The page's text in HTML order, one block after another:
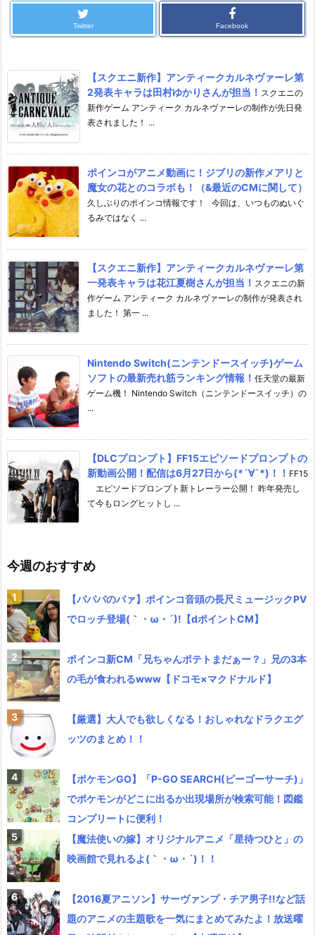
Twitter Facebook
【スクエニ新作】アンティークカルネヴァーレ第
2発表キャラは田村ゆかりさんが担当！ スクエニの
新作ゲーム アンティーク カルネヴァーレの制作が先日発
表されました！ ...
ポインコがアニメ動画に！ジブリの新作メアリと
魔女の花とのコラボも！（&最近のCMに関して）
久しぶりのポインコ情報です！ 今回は、いつものぬいぐ
るみではなく ...
【スクエニ新作】アンティークカルネヴァーレ第
一発表キャラは花江夏樹さんが担当！ スクエニの新
作ゲーム アンティーク カルネヴァーレの制作が発表され
ました！ 第一 ...
Nintendo Switch(ニンテンドースイッチ)ゲーム
ソフトの最新売れ筋ランキング情報！ 任天堂の最新
ゲーム機！ Nintendo Switch（ニンテンドースイッチ）の
...
【DLCプロンプト】FF15エピソードプロンプトの
新動画公開！配信は6月27日から(*´∀`*)！！ FF15
エピソードプロンプト新トレーラー公開！ 昨年発売し
て今もロングヒットし ...
今週のおすすめ
【パパパのパァ】ポインコ音頭の長尺ミュージックPV
でロッチ登場(｀・ω・´)!【dポイントCM】
ポインコ新CM「兄ちゃんポテトまだぁー？」兄の3本
の毛が食われるwww【ドコモ×マクドナルド】
【厳選】大人でも欲しくなる！おしゃれなドラクエグ
ッツのまとめ！！
【ポケモンGO】「P-GO SEARCH(ピーゴーサーチ)」
でポケモンがどこに出るか出現場所が検索可能！図鑑
コンプリートに便利！
【魔法使いの嫁】オリジナルアニメ「星待つひと」の
映画館で見れるよ(｀・ω・´)！！
【2016夏アニソン】サーヴァンプ・チア男子!!など話
題のアニメの主題歌を一気にまとめてみたよ！放送曜